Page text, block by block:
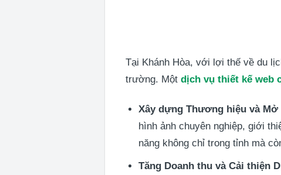
Tại Khánh Hòa, với lợi thế về du
trường. Mộtdịch vụ thiết kế web
Xây dựng Thương hiệu và Mở
hình ảnh chuyên nghiệp, giới
năng không chỉ trong tỉnh mà
Tăng Doanh thu và Cải thiện